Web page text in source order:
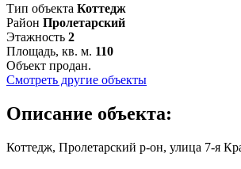
Тип объекта Коттедж
Район Пролетарский
Этажность 2
Площадь, кв. м. 110
Объект продан.
Смотреть другие объекты
Описание объекта:
Коттедж, Пролетарский р-он, улица 7-я